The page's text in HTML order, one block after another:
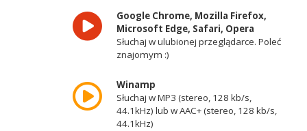
Google Chrome, Mozilla Firefox,
Microsoft Edge, Safari, Opera
Słuchaj w ulubionej przeglądarce. Poleć
znajomym :)
Winamp
Słuchaj w MP3 (stereo, 128 kb/s,
44.1kHz) lub w AAC+ (stereo, 128 kb/s,
44.1kHz)